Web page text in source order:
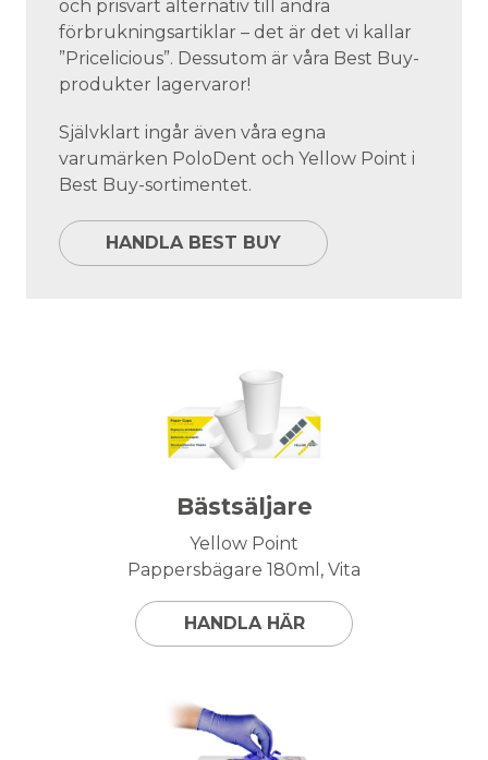
och prisvärt alternativ till andra
förbrukningsartiklar – det är det vi kallar
”Pricelicious”. Dessutom är våra Best Buy-
produkter lagervaror!
Självklart ingår även våra egna
varumärken PoloDent och Yellow Point i
Best Buy-sortimentet.
HANDLA BEST BUY
Bästsäljare
Yellow Point
Pappersbägare 180ml, Vita
HANDLA HÄR